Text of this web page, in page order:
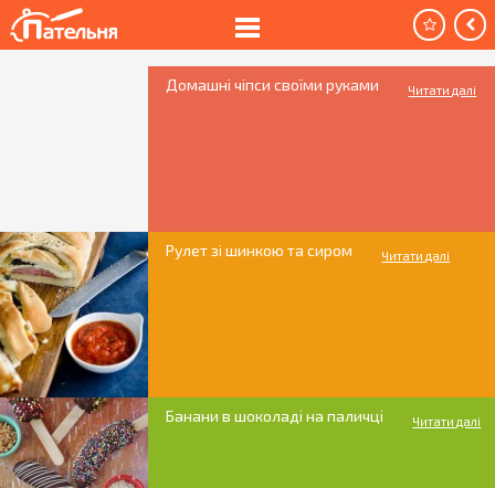
Домашні чіпси своїми руками Читати далі
Рулет зі шинкою та сиром Читати далі
Банани в шоколаді на паличці Читати далі